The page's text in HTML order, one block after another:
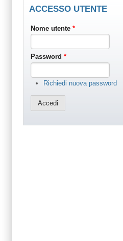
ACCESSO UTENTE
Nome utente *
Password *
Richiedi nuova password